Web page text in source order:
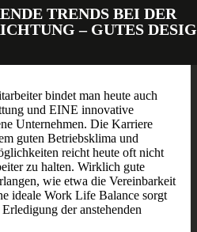
TRENDS BEI DER
– GUTES
bindet man heute auch
und EINE innovative
Unternehmen. Die Karriere
guten Betriebsklima und
reicht heute oft nicht
zu halten. Wirklich gute
wie etwa die Vereinbarkeit
ideale Work Life Balance sorgt
der anstehenden